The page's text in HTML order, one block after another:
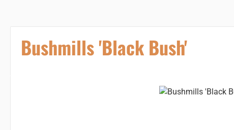
Bushmills 'Black Bush'